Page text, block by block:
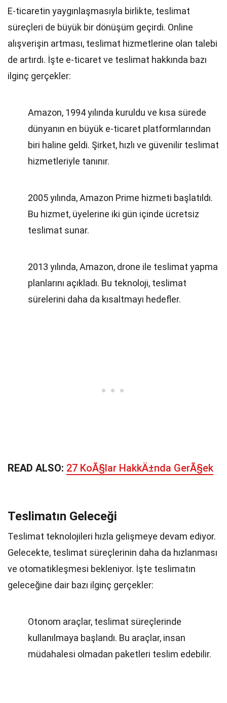
E-ticaretin yaygınlaşmasıyla birlikte, teslimat
süreçleri de büyük bir dönüşüm geçirdi. Online
alışverişin artması, teslimat hizmetlerine olan talebi
de artırdı. İşte e-ticaret ve teslimat hakkında bazı
ilginç gerçekler:
Amazon, 1994 yılında kuruldu ve kısa sürede
dünyanın en büyük e-ticaret platformlarından
biri haline geldi. Şirket, hızlı ve güvenilir teslimat
hizmetleriyle tanınır.
2005 yılında, Amazon Prime hizmeti başlatıldı.
Bu hizmet, üyelerine iki gün içinde ücretsiz
teslimat sunar.
2013 yılında, Amazon, drone ile teslimat yapma
planlarını açıkladı. Bu teknoloji, teslimat
sürelerini daha da kısaltmayı hedefler.
READ ALSO: 27 KoÃ§lar HakkÄ±nda GerÃ§ek
Teslimatın Geleceği
Teslimat teknolojileri hızla gelişmeye devam ediyor.
Gelecekte, teslimat süreçlerinin daha da hızlanması
ve otomatikleşmesi bekleniyor. İşte teslimatın
geleceğine dair bazı ilginç gerçekler:
Otonom araçlar, teslimat süreçlerinde
kullanılmaya başlandı. Bu araçlar, insan
müdahalesi olmadan paketleri teslim edebilir.